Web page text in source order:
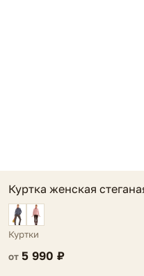
Куртка женская
Куртки
от 5 990 ₽